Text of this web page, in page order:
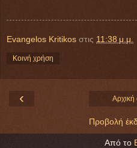
Evangelos Kritikos στις 11:38 μ.μ.
Κοινή χρήση
‹ Αρχική
Προβολή
Από το